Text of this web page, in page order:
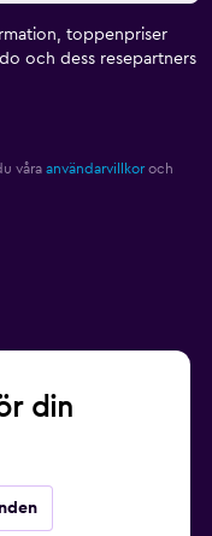
toppenpriser
och dess resepartners
våra användarvillkor och
din